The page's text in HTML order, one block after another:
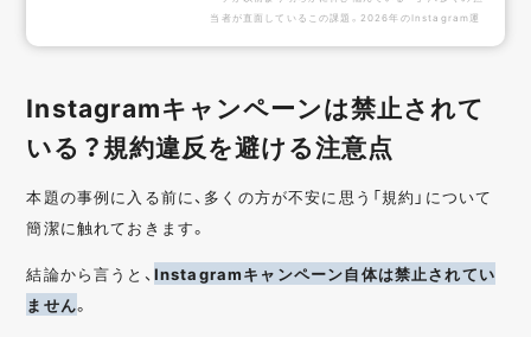
当者が直面しているこの課題。2026年のInstagram運
模なAPIアップデートと最新アルゴリズムを徹底分析。
従来型の「いいね」重視の戦略を超えた、APIをフル活用し
た次世代のInstagramプロモーション戦略を、具体的な
仕掛けや事例と共に解説しています。⇨ 資...
Instagramキャンペーンは禁止されて
いる？規約違反を避ける注意点
本題の事例に入る前に、多くの方が不安に思う「規約」について
簡潔に触れておきます。
結論から言うと、 Instagramキャンペーン自体は禁止されてい
ません。